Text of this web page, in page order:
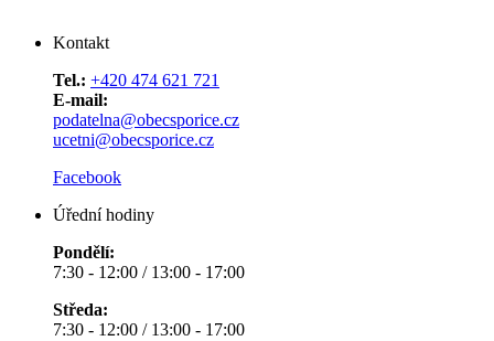
Kontakt
Tel.: +420 474 621 721
E-mail:
podatelna@obecsporice.cz
ucetni@obecsporice.cz
Facebook
Úřední hodiny
Pondělí:
7:30 - 12:00 / 13:00 - 17:00
Středa:
7:30 - 12:00 / 13:00 - 17:00